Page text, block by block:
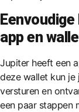
app en
Jupiter heeft een
deze wallet kun je
versturen en
een paar stappen